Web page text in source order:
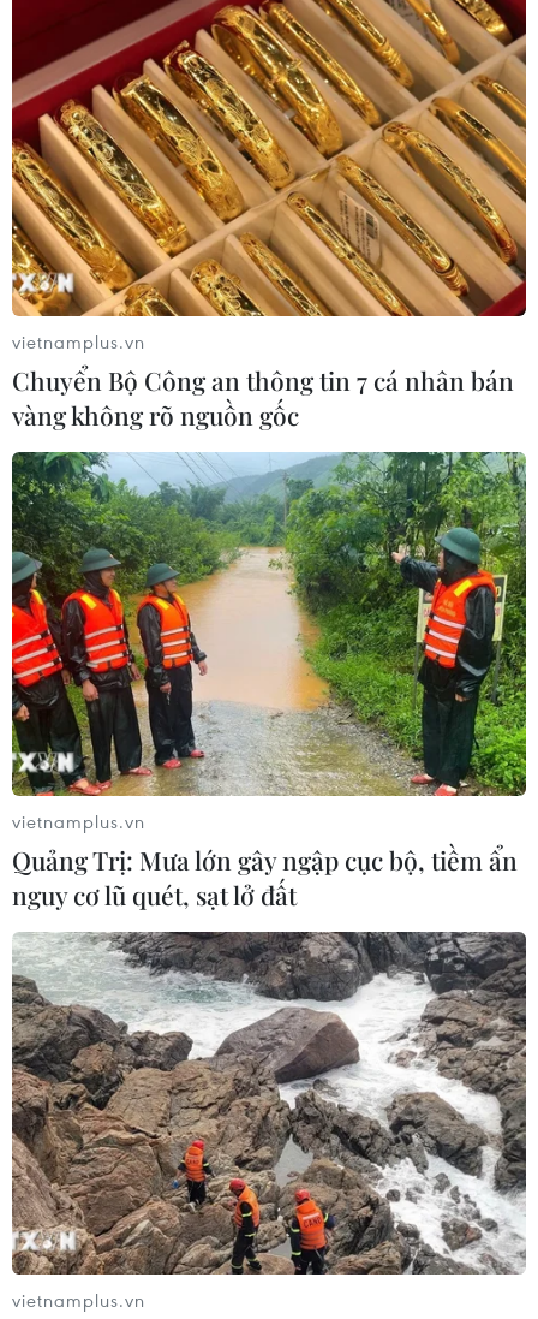
vietnamplus.vn
Chuyển Bộ Công an thông tin 7 cá nhân bán
vàng không rõ nguồn gốc
vietnamplus.vn
Quảng Trị: Mưa lớn gây ngập cục bộ, tiềm ẩn
nguy cơ lũ quét, sạt lở đất
vietnamplus.vn